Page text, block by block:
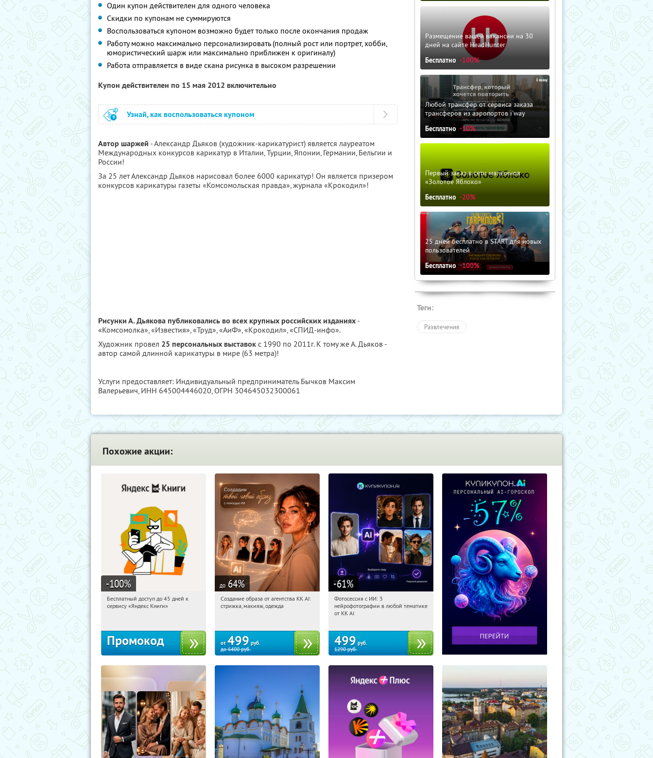
Один купон действителен для одного человека
Скидки по купонам не суммируются
Воспользоваться купоном возможно будет только после окончания продаж
Работу можно максимально персонализировать (полный рост или портрет, хобби,
юмористический шарж или максимально приближен к оригиналу)
Работа отправляется в виде скана рисунка в высоком разрешении
Купон действителен по 15 мая 2012 включительно
Узнай, как воспользоваться купоном
Автор шаржей - Александр Дьяков (художник-карикатурист) является лауреатом
Международных конкурсов карикатур в Италии, Турции, Японии, Германии, Бельгии и
России!
За 25 лет Александр Дьяков нарисовал более 6000 карикатур! Он является призером
конкурсов карикатуры газеты «Комсомольская правда», журнала «Крокодил»!
Рисунки А. Дьякова публиковались во всех крупных российских изданиях -
«Комсомолка», «Известия», «Труд», «АиФ», «Крокодил», «СПИД-инфо».
Художник провел 25 персональных выставок с 1990 по 2011г. К тому же А. Дьяков -
автор самой длинной карикатуры в мире (63 метра)!
Услуги предоставляет: Индивидуальный предприниматель Бычков Максим
Валерьевич, ИНН 645004446020, ОГРН 304645032300061
Размещение вашей вакансии на 30
дней на сайте HeadHunter
Бесплатно -100%
Любой трансфер от сервиса заказа
трансферов из аэропортов i'way
Бесплатно -10%
Первый заказ в сети магазинов
«Золотое Яблоко»
Бесплатно -20%
25 дней бесплатно в START для новых
пользователей
Бесплатно -100%
Теги:
Развлечения
Похожие акции:
-100%
12:37:53
Получи первым!
Бесплатный доступ до 45 дней к
сервису «Яндекс Книги»
Промокод
до 64%
12:37:53 Купили:64
Создание образа от агентства KK AI:
стрижка, макияж, одежда
от 499 руб.
до6400руб.
-61%
12:37:53
Россия
Фотосессия с ИИ: 3
нейрофотографии в любой тематике
от KK AI
499 руб.
1290руб.